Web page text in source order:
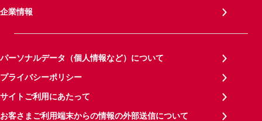
企業情報
パーソナルデータ（個人情報など）について
プライバシーポリシー
サイトご利用にあたって
お客さまご利用端末からの情報の外部送信について